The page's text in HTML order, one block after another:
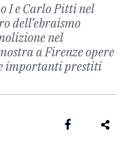
I e Carlo Pitti nel
dell’ebraismo
nel
a Firenze opere
importanti prestiti